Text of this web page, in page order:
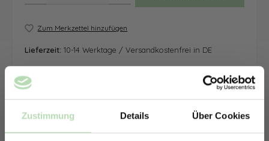
Zustimmung Details Über Cookies
Zum Merkzettel hinzufügen
Lieferzeit: 10-14 Werktage / Versandkostenfrei in DE